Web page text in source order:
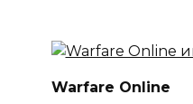
Warfare Online